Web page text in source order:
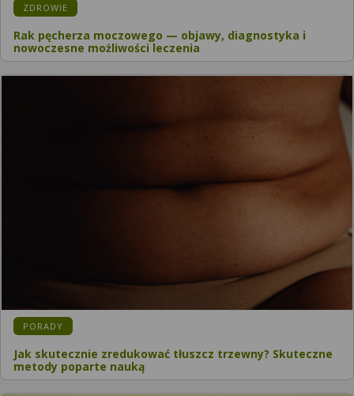
ZDROWIE
Rak pęcherza moczowego — objawy, diagnostyka i
nowoczesne możliwości leczenia
PORADY
Jak skutecznie zredukować tłuszcz trzewny? Skuteczne
metody poparte nauką